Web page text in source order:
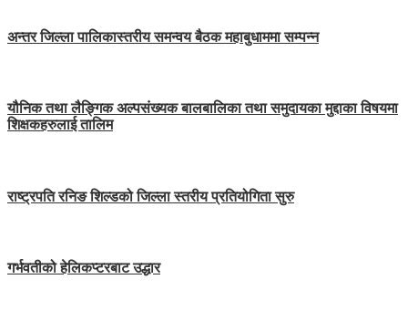
अन्तर जिल्ला पालिकास्तरीय समन्वय बैठक महाबुधाममा सम्पन्न
यौनिक तथा लैङ्गिक अल्पसंख्यक बालबालिका तथा समुदायका मुद्दाका विषयमा
शिक्षकहरुलाई तालिम
राष्ट्रपति रनिङ शिल्डको जिल्ला स्तरीय प्रतियोगिता सुरु
गर्भवतीको हेलिकप्टरबाट उद्धार